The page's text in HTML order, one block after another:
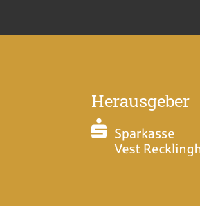
Herausgeber